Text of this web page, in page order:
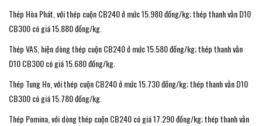
Thép Hòa Phát, với thép cuộn CB240 ở mức 15.980 đồng/kg; thép thanh vằn D10
CB300 có giá 15.880 đồng/kg.
Thép VAS, hiện dòng thép cuộn CB240 ở mức 15.580 đồng/kg; thép thanh vằn
D10 CB300 có giá 15.680 đồng/kg.
Thép Tung Ho, với thép cuộn CB240 ở mức 15.730 đồng/kg; thép thanh vằn D10
CB300 có giá 15.780 đồng/kg.
Thép Pomina, với dòng thép cuộn CB240 có giá 17.290 đồng/kg; thép thanh vằn